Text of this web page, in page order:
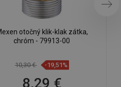
otočný klik-klak zátka,
chróm - 79913-00
10,30 € -19,51%
8,29 €
Ďalej